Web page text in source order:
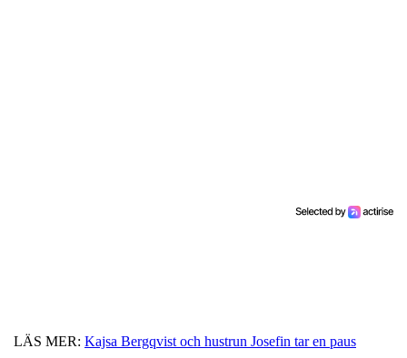
LÄS MER: Kajsa Bergqvist och hustrun Josefin tar en paus